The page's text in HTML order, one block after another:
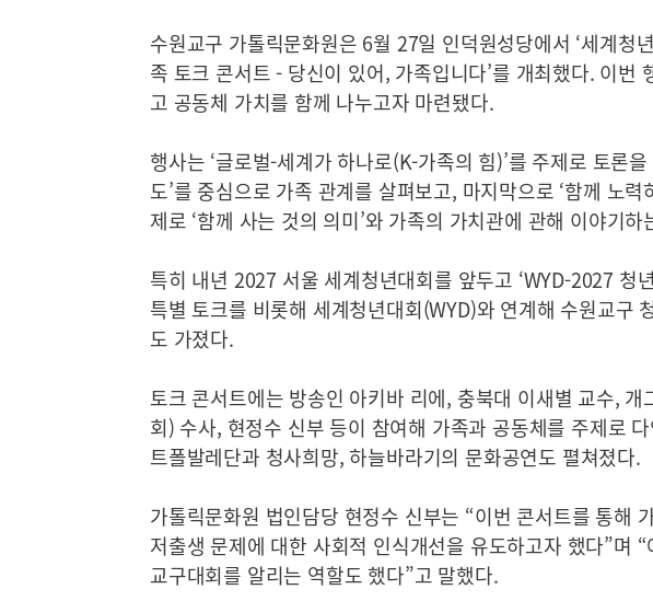
수원교구 가톨릭문화원은 6월 27일 인덕원성당에서 ‘세계청
족 토크 콘서트 - 당신이 있어, 가족입니다’를 개최했다. 이번
고 공동체 가치를 함께 나누고자 마련됐다.
행사는 ‘글로벌-세계가 하나로(K-가족의 힘)’를 주제로 토론
도’를 중심으로 가족 관계를 살펴보고, 마지막으로 ‘함께 노
제로 ‘함께 사는 것의 의미’와 가족의 가치관에 관해 이야기
특히 내년 2027 서울 세계청년대회를 앞두고 ‘WYD-2027 청
특별 토크를 비롯해 세계청년대회(WYD)와 연계해 수원교구
도 가졌다.
토크 콘서트에는 방송인 아키바 리에, 충북대 이새별 교수, 개
회) 수사, 현정수 신부 등이 참여해 가족과 공동체를 주제로
트폴발레단과 청사희망, 하늘바라기의 문화공연도 펼쳐졌다.
가톨릭문화원 법인담당 현정수 신부는 “이번 콘서트를 통해
저출생 문제에 대한 사회적 인식개선을 유도하고자 했다”며
교구대회를 알리는 역할도 했다”고 말했다.